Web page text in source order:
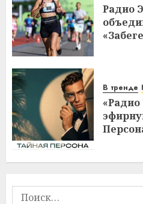
Радио
В тренде
«Радио
Найти: